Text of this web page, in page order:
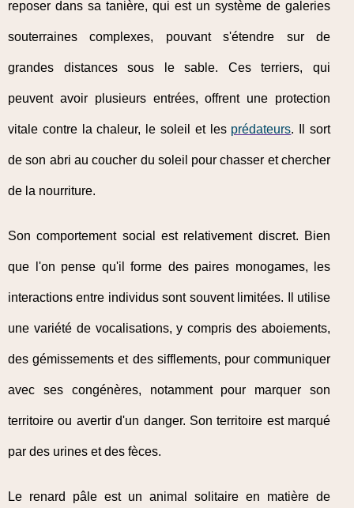
reposer dans sa tanière, qui est un système de galeries
souterraines complexes, pouvant s'étendre sur de
grandes distances sous le sable. Ces terriers, qui
peuvent avoir plusieurs entrées, offrent une protection
vitale contre la chaleur, le soleil et les prédateurs. Il sort
de son abri au coucher du soleil pour chasser et chercher
de la nourriture.
Son comportement social est relativement discret. Bien
que l'on pense qu'il forme des paires monogames, les
interactions entre individus sont souvent limitées. Il utilise
une variété de vocalisations, y compris des aboiements,
des gémissements et des sifflements, pour communiquer
avec ses congénères, notamment pour marquer son
territoire ou avertir d'un danger. Son territoire est marqué
par des urines et des fèces.
Le renard pâle est un animal solitaire en matière de